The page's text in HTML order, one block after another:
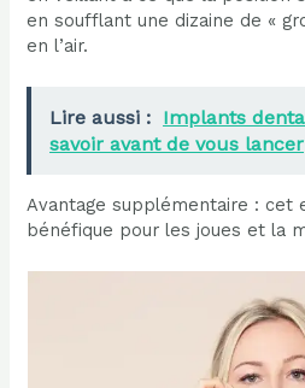
en soufflant une dizaine de «
en l’air.
Lire aussi : Implants
savoir avant de vous lancer
Avantage supplémentaire : cet
bénéfique pour les joues et la